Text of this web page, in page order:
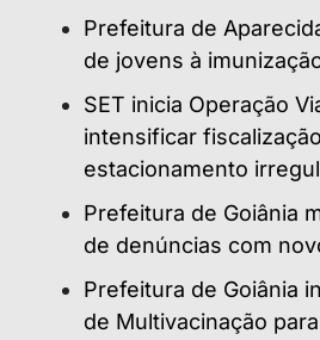
Prefeitura de
de jovens à
SET inicia Operação
intensificar
estacionamento
Prefeitura de Goiânia
de denúncias com
Prefeitura de Goiânia
de Multivacinação